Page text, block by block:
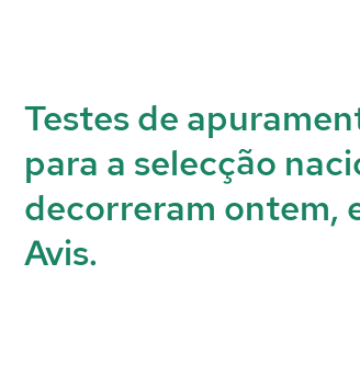
Testes de
para a selecção
decorreram ontem,
Avis.